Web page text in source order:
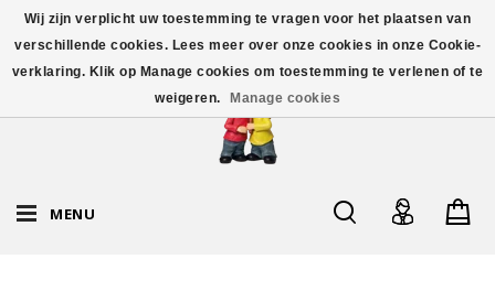
MENU
Wij zijn verplicht uw toestemming te vragen voor het plaatsen van
verschillende cookies. Lees meer over onze cookies in onze Cookie-
verklaring. Klik op Manage cookies om toestemming te verlenen of te
weigeren.
Manage cookies